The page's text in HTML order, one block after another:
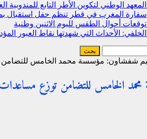
المعهد الوطني لتكوين الأطر التابع
سفارة المغرب في قطر تنظم حفل استقبال
توقعات أحوال الطقس لليوم الاثنين وطنية
الخلفي: الأحداث التي شهدتها نقاط العبور
شفشاون: مؤسسة محمد الخامس للتضامن توزع مساعدات لفائدة
للتضامن توزع مساعدات لفائدة 1200 أسرة لمواجهة